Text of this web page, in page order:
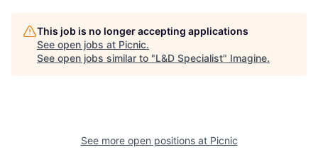
This job is no longer accepting applications
See open jobs at Picnic.
See open jobs similar to "L&D Specialist" Imagine.
See more open positions at Picnic